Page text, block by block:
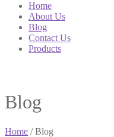
Home
About Us
Blog
Contact Us
Products
Blog
Home /Blog